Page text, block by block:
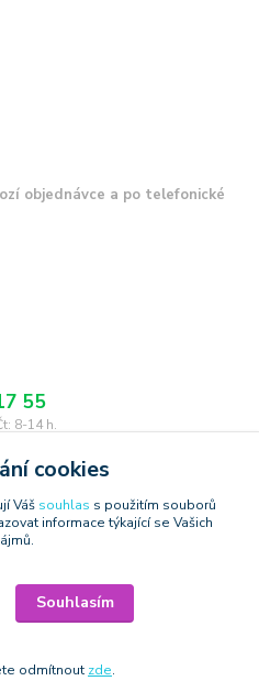
objednávce a po telefonické
55
8-14 h.
- bez souhlasu nelze používat
Eshop-rychle.cz
cookies
Váš souhlas s použitím souborů
informace týkající se Vašich
Souhlasím
odmítnout zde.